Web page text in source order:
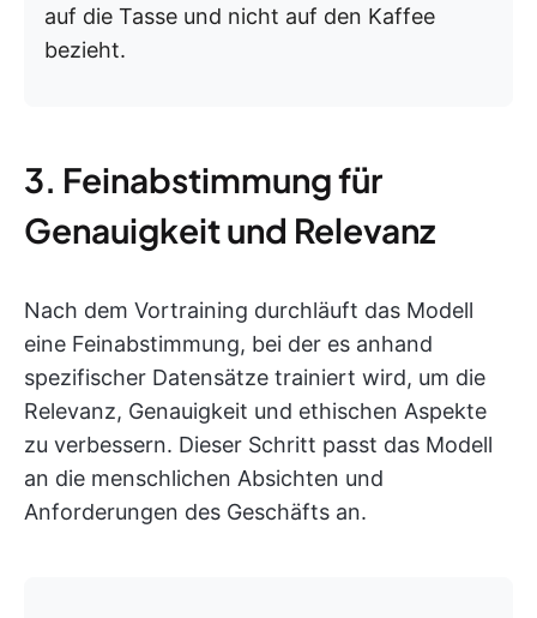
auf die Tasse und nicht auf den Kaffee
bezieht.
3. Feinabstimmung für
Genauigkeit und Relevanz
Nach dem Vortraining durchläuft das Modell
eine Feinabstimmung, bei der es anhand
spezifischer Datensätze trainiert wird, um die
Relevanz, Genauigkeit und ethischen Aspekte
zu verbessern. Dieser Schritt passt das Modell
an die menschlichen Absichten und
Anforderungen des Geschäfts an.